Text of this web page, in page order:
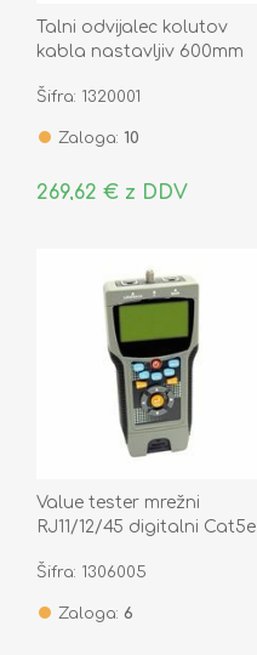
Talni odvijalec kolutov
kabla nastavljiv 600mm
Šifra: 1320001
Zaloga: 10
269,62 € z DDV
Value tester mrežni
RJ11/12/45 digitalni Cat5e
13.99.3002-1
Šifra: 1306005
Zaloga: 6